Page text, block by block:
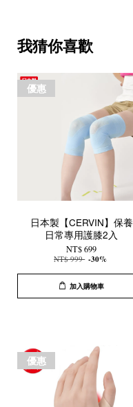
我猜你喜歡
優惠
日本製【CERVIN】保養
日常專用護膝2入
NT$ 699
NT$ 999 -30%
加入購物車
優惠